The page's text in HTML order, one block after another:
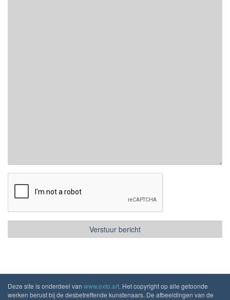
Deze site is onderdeel van www.exto.art. Het copyright op alle getoonde
werken berust bij de desbetreffende kunstenaars. De afbeeldingen van de